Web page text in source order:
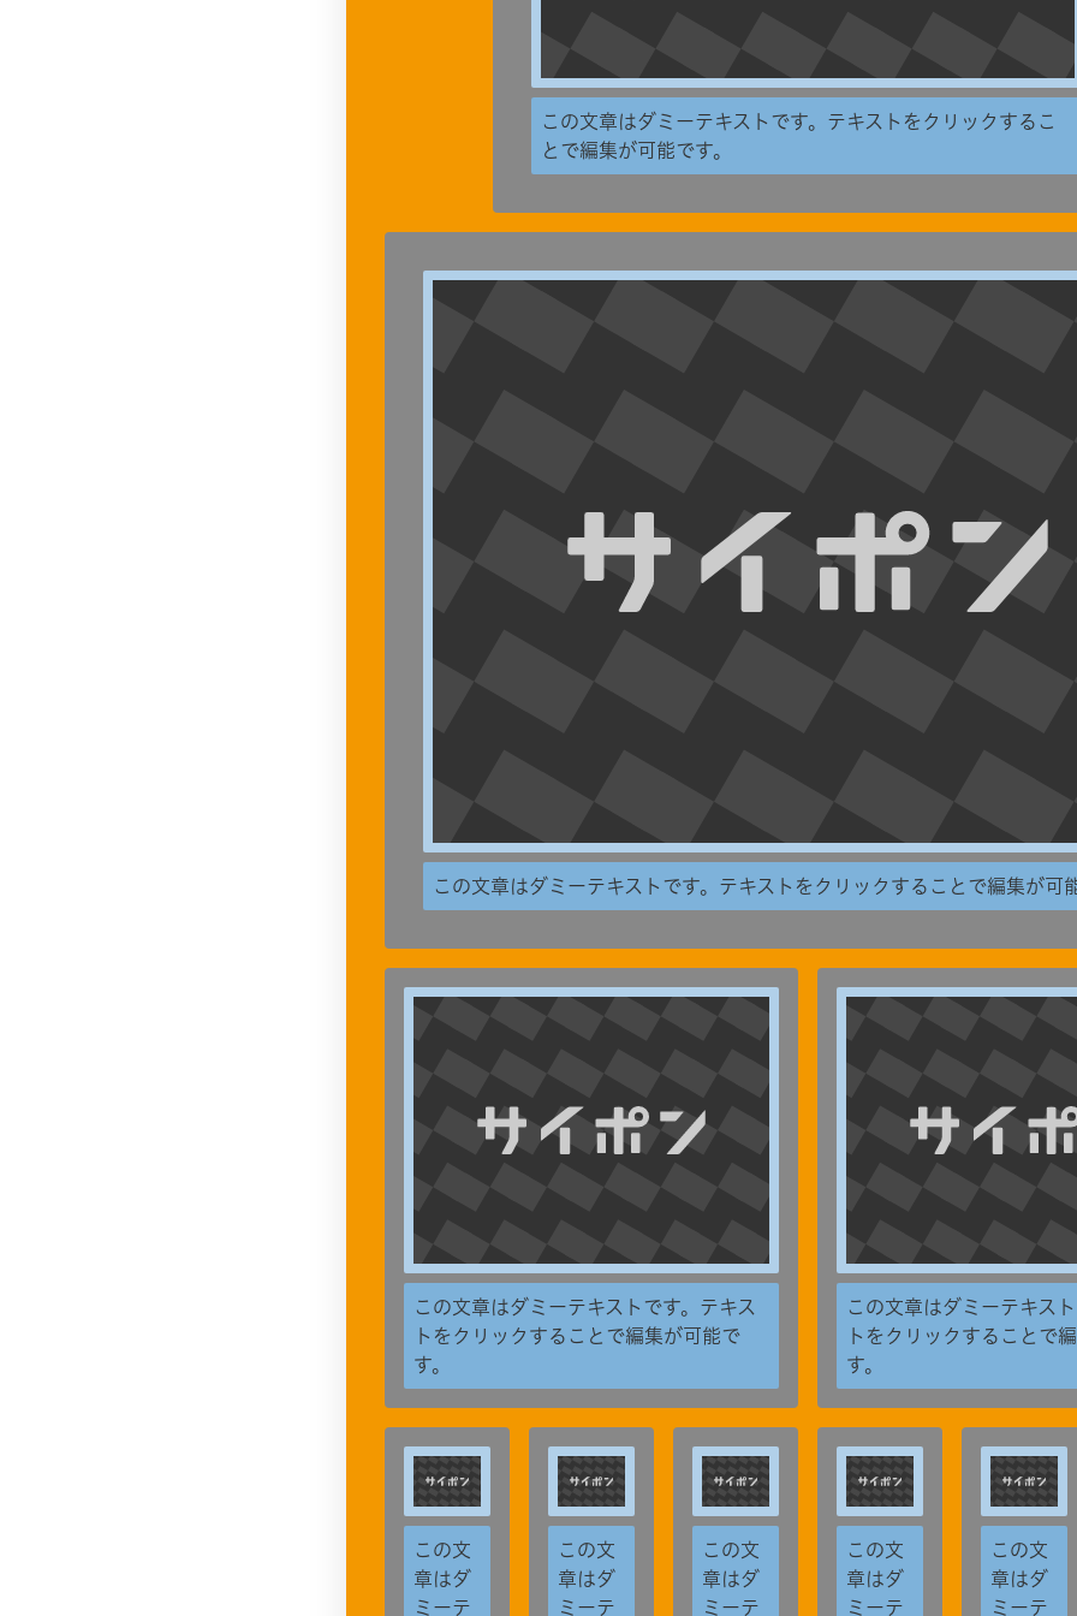
この文章はダミーテキストです。テキストをクリックするこ
とで編集が可能です。
この文章はダミーテキストです。テキストをクリックすることで編集が可
この文章はダミーテキストです。テキス
トをクリックすることで編集が可能で
す。
この文章はダミーテキス
トをクリックすることで
す。
この文
章はダ
ミーテ
この文
章はダ
ミーテ
この文
章はダ
ミーテ
この文
章はダ
ミーテ
この文
章はダ
ミーテ